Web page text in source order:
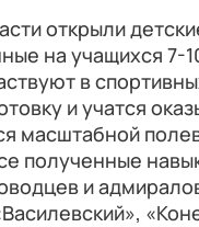
открыли
на учащихся 7-
в
и учатся
масштабной
полученные
и